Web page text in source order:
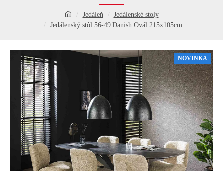
Jedáleň
Jedálenské stoly
Jedálenský stôl 56-49 Danish Ovál 215x105cm
NOVINKA